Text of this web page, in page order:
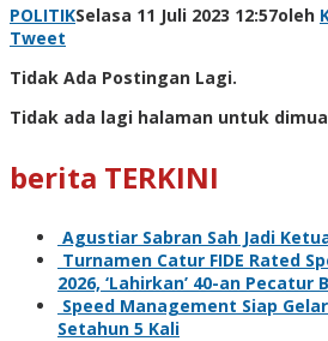
POLITIKSelasa 11 Juli 2023 12:57oleh
Tweet
Tidak Ada Postingan Lagi.
Tidak ada lagi halaman untuk
berita TERKINI
Agustiar Sabran Sah Jadi
Turnamen Catur FIDE Rated
2026, ‘Lahirkan’ 40-an Pecatur
Speed Management Siap
Setahun 5 Kali